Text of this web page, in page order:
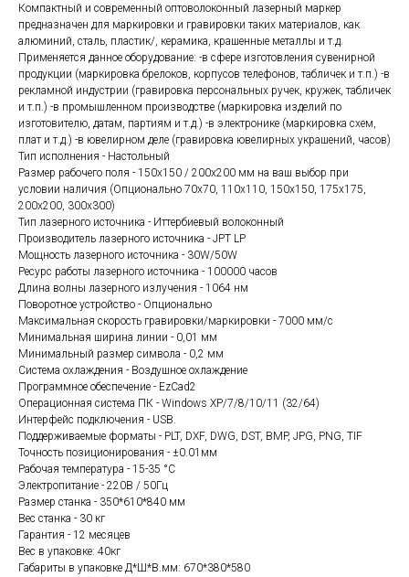
Компактный и современный оптоволоконный лазерный маркер
предназначен для маркировки и гравировки таких материалов, как
алюминий, сталь, пластик/, керамика, крашенные металлы и т.д.
Применяется данное оборудование: -в сфере изготовления сувенирной
продукции (маркировка брелоков, корпусов телефонов, табличек и т.п.) -в
рекламной индустрии (гравировка персональных ручек, кружек, табличек
и т.п.) -в промышленном производстве (маркировка изделий по
изготовителю, датам, партиям и т.д.) -в электронике (маркировка схем,
плат и т.д.) -в ювелирном деле (гравировка ювелирных украшений, часов)
Тип исполнения - Настольный
Размер рабочего поля - 150х150 / 200х200 мм на ваш выбор при
условии наличия (Опционально 70x70, 110x110, 150х150, 175х175,
200х200, 300x300)
Тип лазерного источника - Иттербиевый волоконный
Производитель лазерного источника - JPT LP
Мощность лазерного источника - 30W/50W
Ресурс работы лазерного источника - 100000 часов
Длина волны лазерного излучения - 1064 нм
Поворотное устройство - Опционально
Максимальная скорость гравировки/маркировки - 7000 мм/с
Минимальная ширина линии - 0,01 мм
Минимальный размер символа - 0,2 мм
Система охлаждения - Воздушное охлаждение
Программное обеспечение - EzCad2
Операционная система ПК - Windows XP/7/8/10/11 (32/64)
Интерфейс подключения - USB.
Поддерживаемые форматы - PLT, DXF, DWG, DST, BMP, JPG, PNG, TIF
Точность позиционирования - ±0.01мм
Рабочая температура - 15-35 °C
Электропитание - 220В / 50Гц
Размер станка - 350*610*840 мм
Вес станка - 30 кг
Гарантия - 12 месяцев
Вес в упаковке: 40кг
Габариты в упаковке Д*Ш*В.мм: 670*380*580